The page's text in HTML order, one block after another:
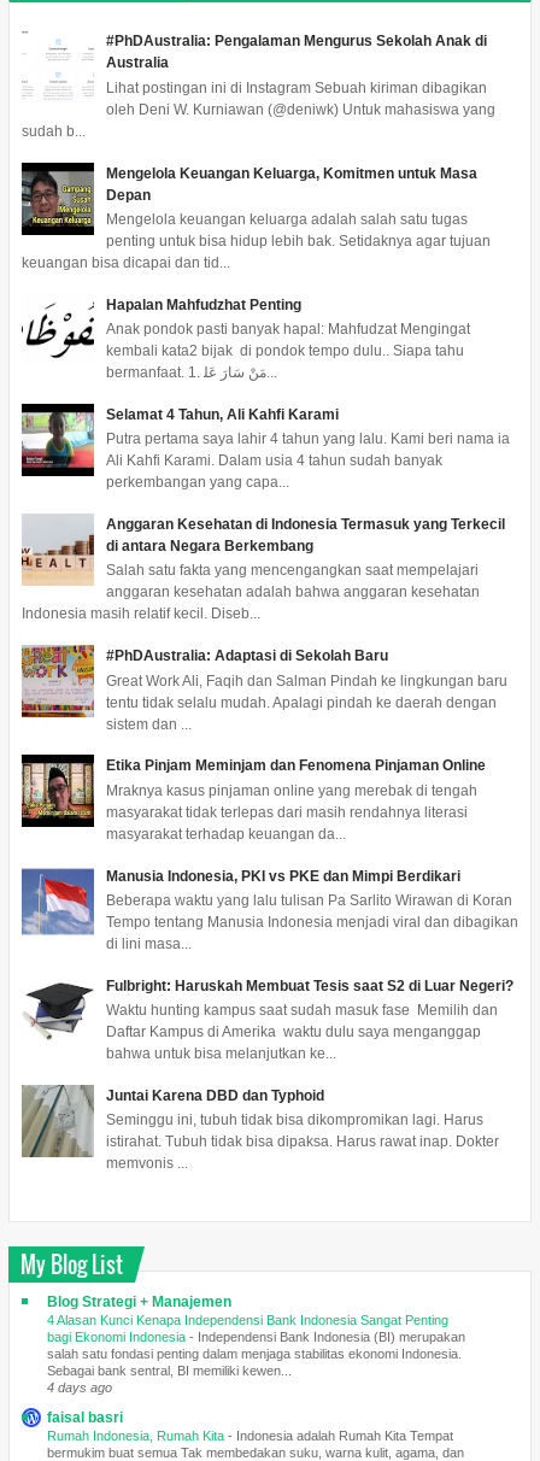
#PhDAustralia: Pengalaman Mengurus Sekolah Anak di
Australia
Lihat postingan ini di Instagram Sebuah kiriman dibagikan
oleh Deni W. Kurniawan (@deniwk) Untuk mahasiswa yang
sudah b...
Mengelola Keuangan Keluarga, Komitmen untuk Masa
Depan
Mengelola keuangan keluarga adalah salah satu tugas
penting untuk bisa hidup lebih bak. Setidaknya agar tujuan
keuangan bisa dicapai dan tid...
Hapalan Mahfudzhat Penting
Anak pondok pasti banyak hapal: Mahfudzat Mengingat
kembali kata2 bijak di pondok tempo dulu.. Siapa tahu
bermanfaat. 1. ﻣَﻦْ ﺳَﺎﺭَ ﻋَﻠ...
Selamat 4 Tahun, Ali Kahfi Karami
Putra pertama saya lahir 4 tahun yang lalu. Kami beri nama ia
Ali Kahfi Karami. Dalam usia 4 tahun sudah banyak
perkembangan yang capa...
Anggaran Kesehatan di Indonesia Termasuk yang Terkecil
di antara Negara Berkembang
Salah satu fakta yang mencengangkan saat mempelajari
anggaran kesehatan adalah bahwa anggaran kesehatan
Indonesia masih relatif kecil. Diseb...
#PhDAustralia: Adaptasi di Sekolah Baru
Great Work Ali, Faqih dan Salman Pindah ke lingkungan baru
tentu tidak selalu mudah. Apalagi pindah ke daerah dengan
sistem dan ...
Etika Pinjam Meminjam dan Fenomena Pinjaman Online
Mraknya kasus pinjaman online yang merebak di tengah
masyarakat tidak terlepas dari masih rendahnya literasi
masyarakat terhadap keuangan da...
Manusia Indonesia, PKI vs PKE dan Mimpi Berdikari
Beberapa waktu yang lalu tulisan Pa Sarlito Wirawan di Koran
Tempo tentang Manusia Indonesia menjadi viral dan dibagikan
di lini masa...
Fulbright: Haruskah Membuat Tesis saat S2 di Luar Negeri?
Waktu hunting kampus saat sudah masuk fase Memilih dan
Daftar Kampus di Amerika waktu dulu saya menganggap
bahwa untuk bisa melanjutkan ke...
Juntai Karena DBD dan Typhoid
Seminggu ini, tubuh tidak bisa dikompromikan lagi. Harus
istirahat. Tubuh tidak bisa dipaksa. Harus rawat inap. Dokter
memvonis ...
My Blog List
Blog Strategi + Manajemen
4 Alasan Kunci Kenapa Independensi Bank Indonesia Sangat Penting
bagi Ekonomi Indonesia - Independensi Bank Indonesia (BI) merupakan
salah satu fondasi penting dalam menjaga stabilitas ekonomi Indonesia.
Sebagai bank sentral, BI memiliki kewen...
4 days ago
faisal basri
Rumah Indonesia, Rumah Kita - Indonesia adalah Rumah Kita Tempat
bermukim buat semua Tak membedakan suku, warna kulit, agama, dan